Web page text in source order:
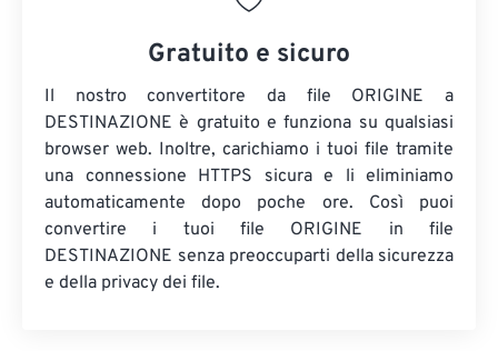
Gratuito e sicuro
Il nostro convertitore da file ORIGINE a
DESTINAZIONE è gratuito e funziona su qualsiasi
browser web. Inoltre, carichiamo i tuoi file tramite
una connessione HTTPS sicura e li eliminiamo
automaticamente dopo poche ore. Così puoi
convertire i tuoi file ORIGINE in file
DESTINAZIONE senza preoccuparti della sicurezza
e della privacy dei file.